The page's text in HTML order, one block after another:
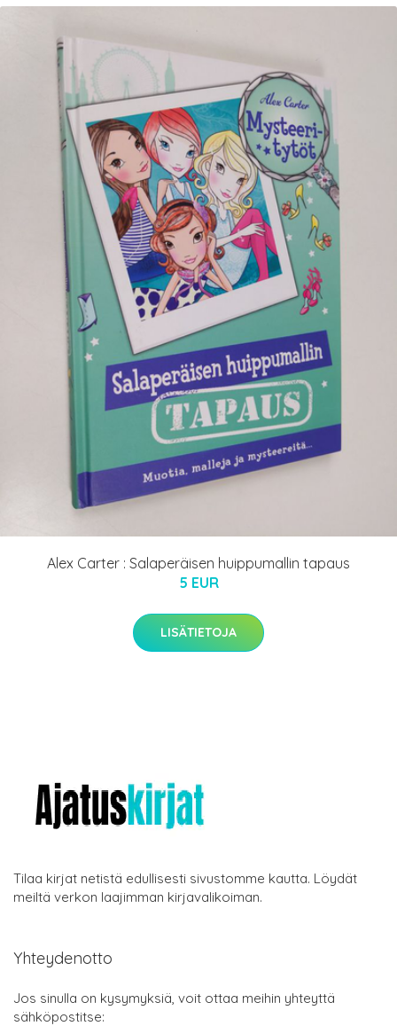
Alex Carter : Salaperäisen huippumallin tapaus
5 EUR
LISÄTIETOJA
Tilaa kirjat netistä edullisesti sivustomme kautta. Löydät
meiltä verkon laajimman kirjavalikoiman.
Yhteydenotto
Jos sinulla on kysymyksiä, voit ottaa meihin yhteyttä
sähköpostitse: